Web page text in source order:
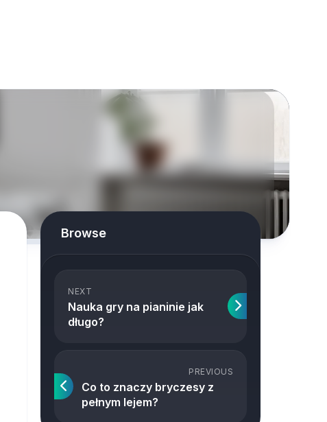
Browse
NEXT
Nauka gry na pianinie jak
długo?
PREVIOUS
Co to znaczy bryczesy z
pełnym lejem?